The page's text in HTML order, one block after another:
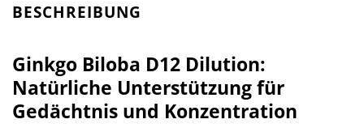
BESCHREIBUNG
Ginkgo Biloba D12 Dilution:
Natürliche Unterstützung für
Gedächtnis und Konzentration